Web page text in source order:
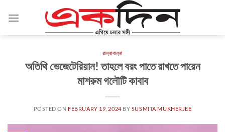
রান্নাবান্না
অতিথি ভেজেটেরিয়ান! তাহলে বরং পাতে রাখতে পারেন
মাশরুম গলৌটি কাবাব
POSTED ON FEBRUARY 19, 2024 BY SUSMITA MUKHERJEE